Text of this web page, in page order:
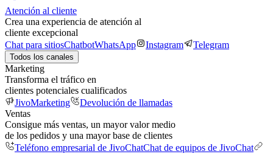
Atención al cliente
Crea una experiencia de atención al
cliente excepcional
Chat para sitiosChatbotWhatsApp Instagram Telegram
Todos los canales
Marketing
Transforma el tráfico en
clientes potenciales cualificados
JivoMarketing
Devolución de llamadas
Ventas
Consigue más ventas, un mayor valor medio
de los pedidos y una mayor base de clientes
Teléfono empresarial de JivoChatChat de equipos de JivoChat